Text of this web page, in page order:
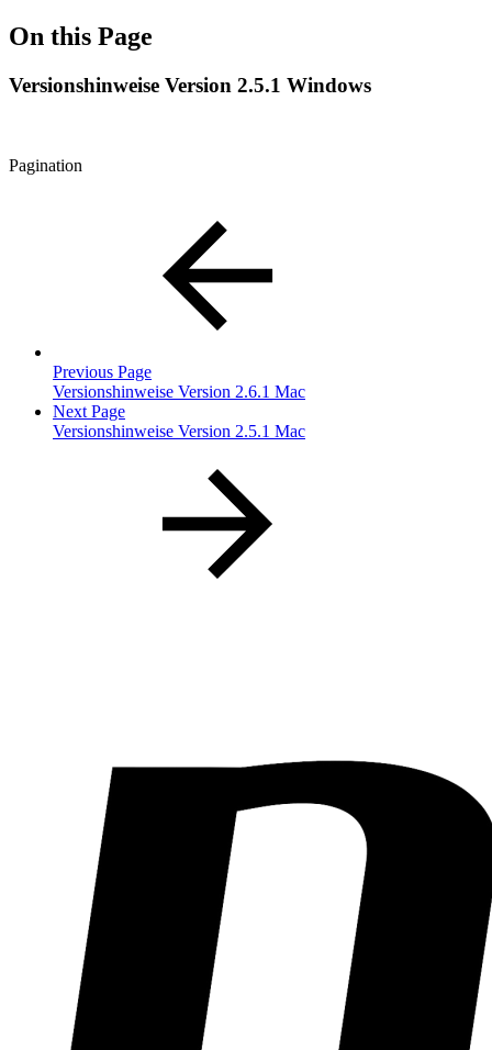
On this Page
Versionshinweise Version 2.5.1 Windows
Pagination
Previous Page
Versionshinweise Version 2.6.1 Mac
Next Page
Versionshinweise Version 2.5.1 Mac